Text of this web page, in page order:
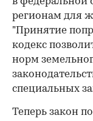
регионам для
"Принятие
кодекс
норм
специальных
Теперь закон